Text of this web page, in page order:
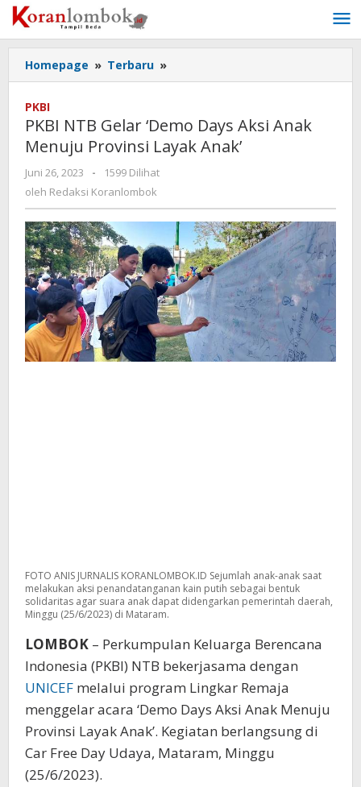
Lewati
ke
konten
Homepage » Terbaru »
NTB
Days
Aksi
Anak’
PKBI
PKBI NTB Gelar ‘Demo Days Aksi Anak
Menuju Provinsi Layak Anak’
Juni 26, 2023
oleh
Redaksi
-
1599 Dilihat
oleh Redaksi Koranlombok
FOTO ANIS JURNALIS KORANLOMBOK.ID Sejumlah anak-anak saat
melakukan aksi penandatanganan kain putih sebagai bentuk
solidaritas agar suara anak dapat didengarkan pemerintah daerah,
Minggu (25/6/2023) di Mataram.
LOMBOK – Perkumpulan Keluarga Berencana
Indonesia (PKBI) NTB bekerjasama dengan
UNICEF melalui program Lingkar Remaja
menggelar acara ‘Demo Days Aksi Anak Menuju
Provinsi Layak Anak’. Kegiatan berlangsung di
Car Free Day Udaya, Mataram, Minggu
(25/6/2023).